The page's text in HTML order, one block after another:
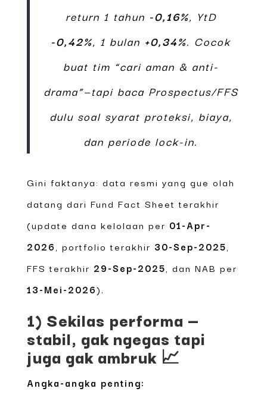
return 1 tahun -0,16%, YtD
-0,42%, 1 bulan +0,34%. Cocok
buat tim “cari aman & anti-
drama”—tapi baca Prospectus/FFS
dulu soal syarat proteksi, biaya,
dan periode lock-in.
Gini faktanya: data resmi yang gue olah
datang dari Fund Fact Sheet terakhir
(update dana kelolaan per 01-Apr-
2026 , portfolio terakhir 30-Sep-2025
FFS terakhir 29-Sep-2025 , dan NAB per
13-Mei-2026).
1) Sekilas performa —
stabil, gak ngegas tapi
juga gak ambruk 📈
Angka-angka penting: